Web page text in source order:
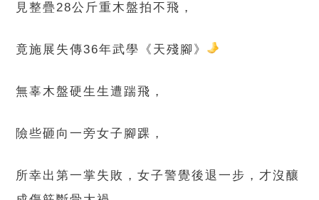
見整疊28公斤重木盤拍不飛，
竟施展失傳36年武學《天殘腳》
無辜木盤硬生生遭踹飛，
險些砸向一旁女子腳踝，
所幸出第一掌失敗，女子警覺後退一步，才沒釀